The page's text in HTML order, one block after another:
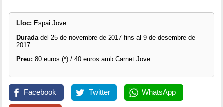
Lloc: Espai Jove
Durada del 25 de novembre de 2017 fins al 9 de desembre de
2017.
Preu: 80 euros (*) / 40 euros amb Carnet Jove
Facebook Twitter WhatsApp